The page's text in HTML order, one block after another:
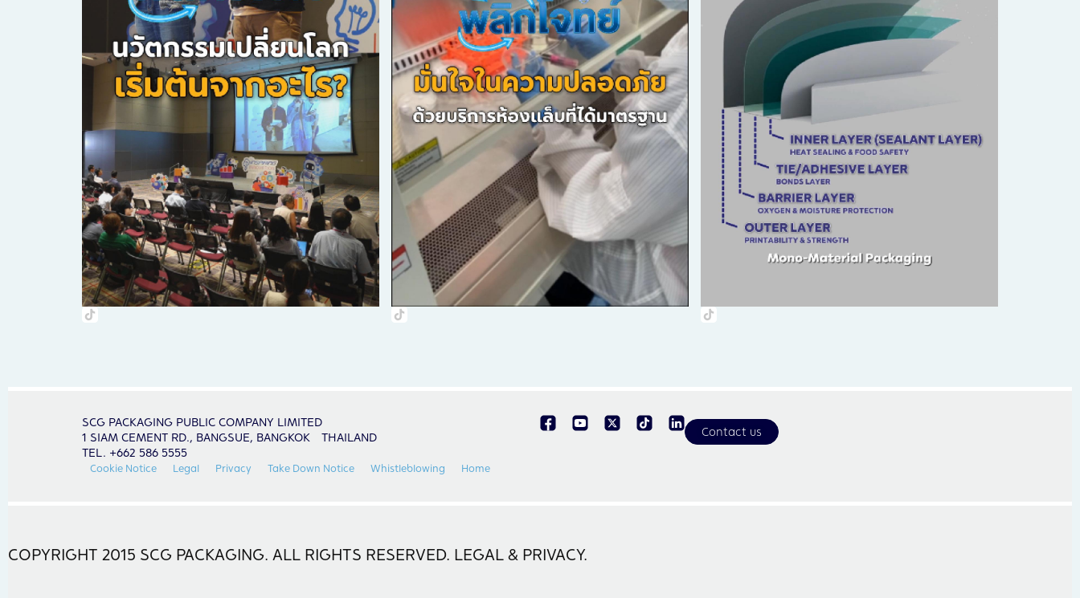
SCG PACKAGING PUBLIC COMPANY LIMITED
1 SIAM CEMENT RD., BANGSUE, BANGKOK THAILAND
TEL. +662 586 5555
Contact us
Cookie Notice Legal Privacy Take Down Notice Whistleblowing Home
COPYRIGHT 2015 SCG PACKAGING. ALL RIGHTS RESERVED. LEGAL & PRIVACY.